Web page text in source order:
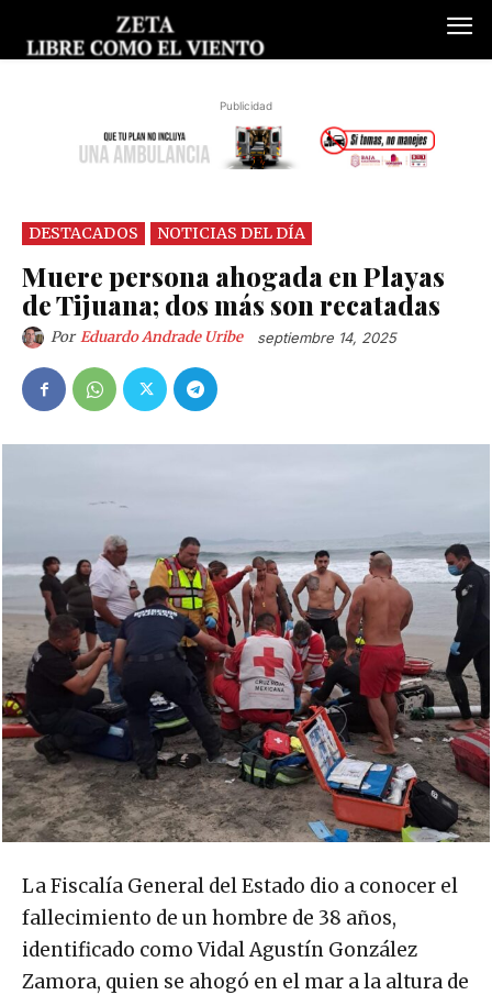
Publicidad
DESTACADOS NOTICIAS DEL DÍA
Muere persona ahogada en Playas
de Tijuana; dos más son recatadas
Por Eduardo Andrade Uribe septiembre 14, 2025
La Fiscalía General del Estado dio a conocer el
fallecimiento de un hombre de 38 años,
identificado como Vidal Agustín González
Zamora, quien se ahogó en el mar a la altura de